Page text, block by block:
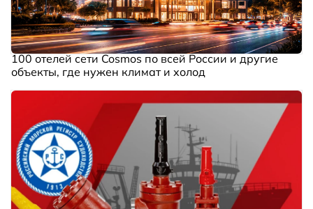
100 отелей сети Cosmos по всей России и другие
объекты, где нужен климат и холод